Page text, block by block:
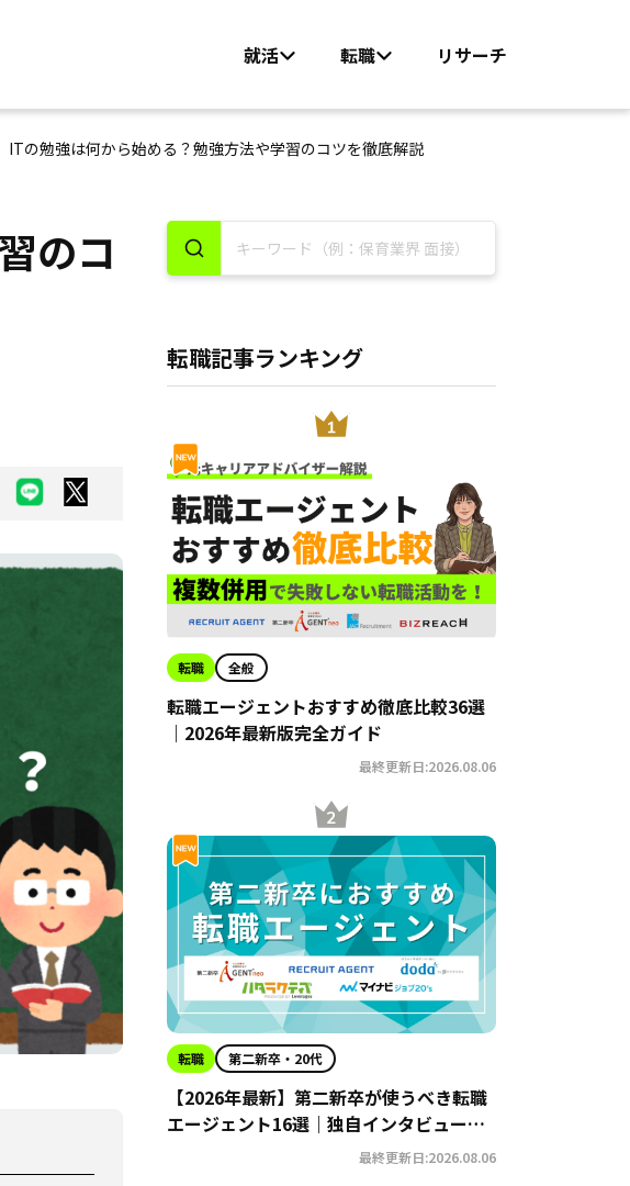
就活 転職 リサーチ
ITの勉強は何から始める？勉強方法や学習のコツを徹底解説
のコ
転職記事ランキング
転職 全般
転職エージェントおすすめ徹底比較36選
｜2026年最新版完全ガイド
最終更新日:2026.08.06
転職 第二新卒・20代
【2026年最新】第二新卒が使うべき転職
エージェント16選｜独自インタビューか
らわかるおすすめ理由・サービスの特徴
最終更新日:2026.08.06